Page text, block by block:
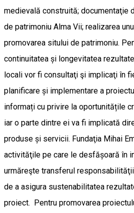
medievală construită; documentaţie
de patrimoniu Alma Vii; realizarea
promovarea sitului de patrimoniu.
continuitatea și longevitatea
locali vor fi consultaţi şi implicaţi în
planificare și implementare a
informați cu privire la oportunitățile
iar o parte dintre ei va fi implicată
produse și servicii. Fundaţia Mihai
activităţile pe care le desfășoară în
urmăreşte transferul
de a asigura sustenabilitatea
proiect. Pentru promovarea